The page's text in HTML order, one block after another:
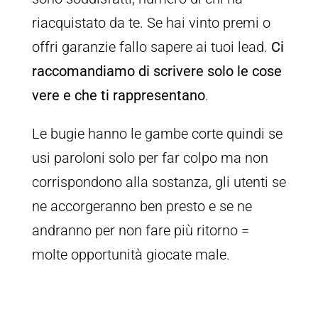
riacquistato da te. Se hai vinto premi o
offri garanzie fallo sapere ai tuoi lead. Ci
raccomandiamo di scrivere solo le cose
vere e che ti rappresentano.
Le bugie hanno le gambe corte quindi se
usi paroloni solo per far colpo ma non
corrispondono alla sostanza, gli utenti se
ne accorgeranno ben presto e se ne
andranno per non fare più ritorno =
molte opportunità giocate male.